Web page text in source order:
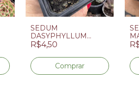
SEDUM
DASYPHYLLUM
MAJOR (PT 7)
R$4,50